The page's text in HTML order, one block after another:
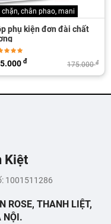
chân phao, mani
kiện đơn đài chất
175.000đ
đ
Kiệt
1001511286
ROSE, THANH LIỆT,
NỘI.